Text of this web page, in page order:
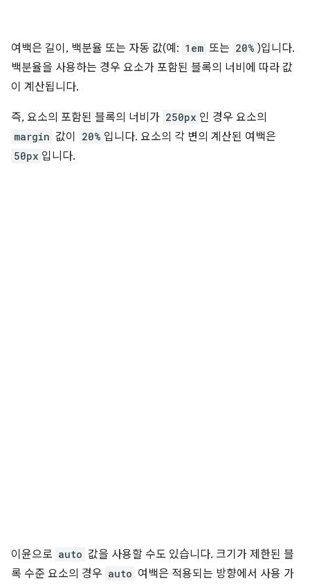
여백은 길이, 백분율 또는 자동 값(예: 1em 또는 20% )입니다.
백분율을 사용하는 경우 요소가 포함된 블록의 너비에 따라 값
이 계산됩니다.
즉, 요소의 포함된 블록의 너비가 250px 인 경우 요소의
margin 값이 20% 입니다. 요소의 각 변의 계산된 여백은
50px 입니다.
이윤으로 auto 값을 사용할 수도 있습니다. 크기가 제한된 블
록 수준 요소의 경우 auto 여백은 적용되는 방향에서 사용 가